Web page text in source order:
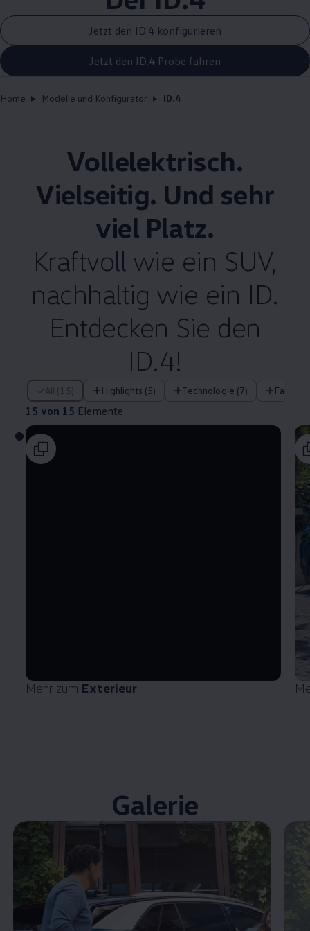
Jetzt den ID.4 konfigurieren
Jetzt den ID.4 Probe fahren
Home Modelle und Konfigurator ID.4
Vollelektrisch.
Vielseitig. Und sehr
viel Platz.
Kraftvoll wie ein SUV,
nachhaltig wie ein ID.
Entdecken Sie den
ID.4!
All (15) Highlights (5) Technologie (7)
15 von 15 Elemente
15 von 15 Elemente
Mehr zum Exterieur
Galerie
Enable fullscreen mode